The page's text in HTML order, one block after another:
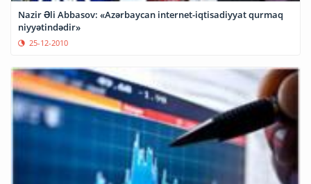
Nazir Əli Abbasov: «Azərbaycan internet-iqtisadiyyat qurmaq
niyyətindədir»
25-12-2010